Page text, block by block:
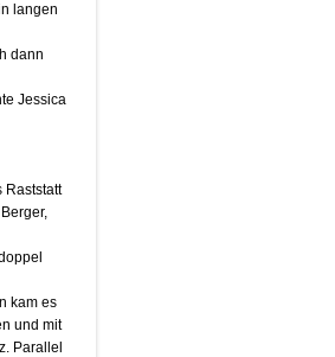
langen
dann
Jessica
Raststatt
kam es
und mit
Parallel